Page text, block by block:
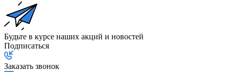
Будьте в курсе наших акций и новостей
Подписаться
Заказать звонок